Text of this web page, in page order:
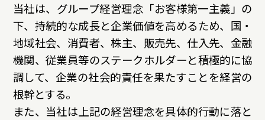
コンプライアンス
役員紹介
企業情報トップ
統合レポート
サステナビリティトップ
研究開発への考え方・体制
研究・技術開発
3つの重点テーマ
研究リリース
IR・投資家情報
個人投資家の皆さまへ
経営戦略
ニュースルーム
当社は、グループ経営理念「お客様第一主義」の
下、持続的な成長と企業価値を高めるため、国・
地域社会、消費者、株主、販売先、仕入先、金融
機関、従業員等のステークホルダーと積極的に協
調して、企業の社会的責任を果たすことを経営の
根幹とする。
また、当社は上記の経営理念を具体的行動に落と